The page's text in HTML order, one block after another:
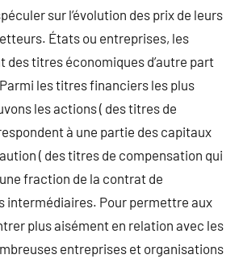
sur l’évolution des prix de leurs
États ou entreprises, les
titres économiques d’autre part
les titres financiers les plus
les actions ( des titres de
à une partie des capitaux
( des titres de compensation qui
fraction de la contrat de
intermédiaires. Pour permettre aux
plus aisément en relation avec les
entreprises et organisations